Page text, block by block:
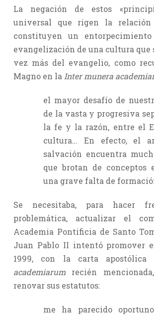
La negación de estos
universal que rigen la
constituyen un
evangelización de una cultura que
vez más del evangelio, como
Magno en la Inter munera
el mayor desafío de
de la vasta y progresiva
la fe y la razón, entre el
cultura… En efecto, el
salvación encuentra
que brotan de conceptos
una grave falta de
Se necesitaba, para hacer
problemática, actualizar el
Academia Pontificia de Santo
Juan Pablo II intentó promover
1999, con la carta apostólica
academiarumrecién
renovar sus estatutos:
me ha parecido